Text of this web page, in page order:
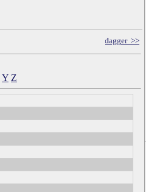
dagger >>
Y Z